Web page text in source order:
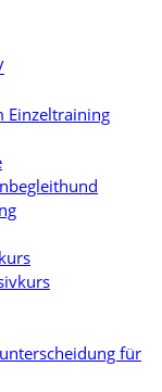
Einzeltraining
für